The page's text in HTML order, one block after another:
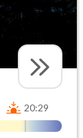
20:29